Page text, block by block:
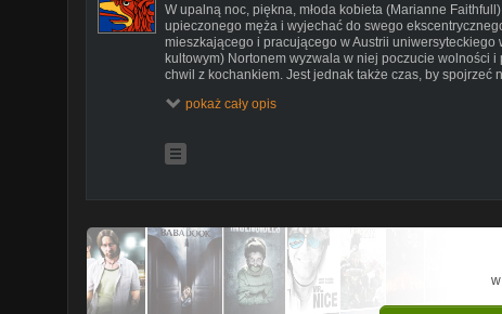
W upalną noc, piękna, młoda kobieta (Marianne
upieczonego męża i wyjechać do swego
mieszkającego i pracującego w Austrii uniwersyteckiego
kultowym) Nortonem wyzwala w niej poczucie wolności i
chwil z kochankiem. Jest jednak także czas, by spojrzeć
Kilometry mijają, dom oddala się, przed nią już chyba
pokaż cały opis